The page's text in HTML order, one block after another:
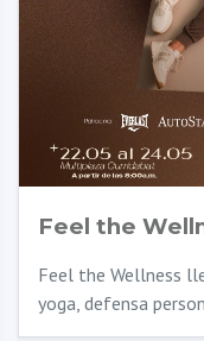
Feel the
Feel the Wellness
yoga, defensa